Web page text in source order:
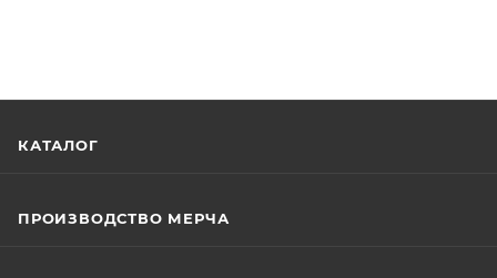
КАТАЛОГ
ПРОИЗВОДСТВО МЕРЧА